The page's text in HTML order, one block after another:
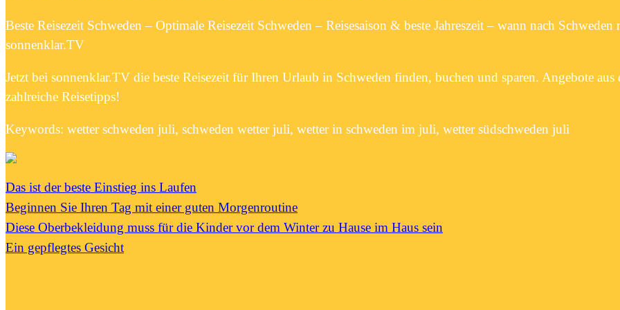
Beste Reisezeit Schweden – Optimale Reisezeit Schweden – Reisesaison & beste Jahreszeit – wann nach Schweden
sonnenklar.TV
Jetzt bei sonnenklar.TV die beste Reisezeit für Ihren Urlaub in Schweden finden, buchen und sparen. Angebote
zahlreiche Reisetipps!
Keywords: wetter schweden juli, schweden wetter juli, wetter in schweden im juli, wetter südschweden juli
Das ist der beste Einstieg ins Laufen
Beginnen Sie Ihren Tag mit einer guten Morgenroutine
Diese Oberbekleidung muss für die Kinder vor dem Winter zu Hause im Haus sein
Ein gepflegtes Gesicht